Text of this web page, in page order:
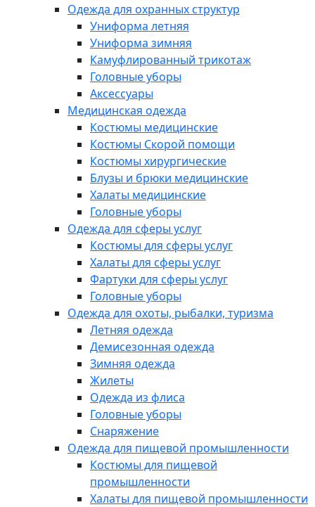
Одежда для охранных структур
Униформа летняя
Униформа зимняя
Камуфлированный трикотаж
Головные уборы
Аксессуары
Медицинская одежда
Костюмы медицинские
Костюмы Скорой помощи
Костюмы хирургические
Блузы и брюки медицинские
Халаты медицинские
Головные уборы
Одежда для сферы услуг
Костюмы для сферы услуг
Халаты для сферы услуг
Фартуки для сферы услуг
Головные уборы
Одежда для охоты, рыбалки, туризма
Летняя одежда
Демисезонная одежда
Зимняя одежда
Жилеты
Одежда из флиса
Головные уборы
Снаряжение
Одежда для пищевой промышленности
Костюмы для пищевой
промышленности
Халаты для пищевой промышленности